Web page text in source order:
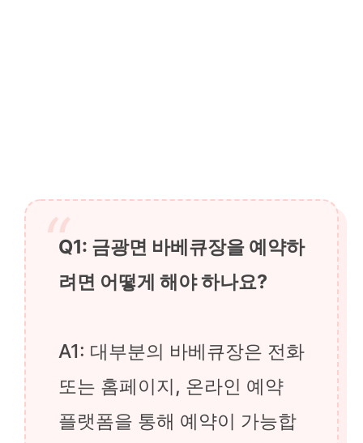
Q1: 금광면 바베큐장을 예약하
려면 어떻게 해야 하나요?
A1: 대부분의 바베큐장은 전화
또는 홈페이지, 온라인 예약
플랫폼을 통해 예약이 가능합